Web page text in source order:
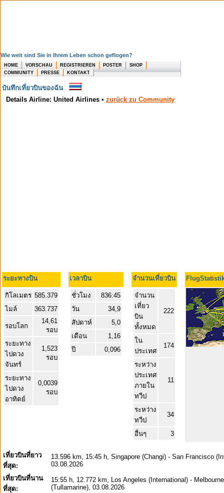
Wie weit sind Sie in Ihrem Leben schon geflogen?
HOME VORSCHAU REGISTRIEREN POSTER
SHOP
COMMUNITY
PRESSE KONTAKT
บันทึกเที่ยวบินของฉัน
Details Airline: United Airlines • zurück zu Community
ระยะทางบิน เวลาบิน จำนวนเที่ยวบิน
กิโลเมตร 585.379
ไมล์
363.737
รอบโลก
14,61
รอบ
ระยะทาง
ไปดวง
จันทร์
1,523
รอบ
ระยะทาง
ไปดวง
อาทิตย์
0,0039
รอบ
ชั่วโมง
836:45
วัน
34,9
สัปดาห์
5,0
เดือน
1,16
ปี
0,096
จำนวน
เที่ยว
บิน
ทั้งหมด
222
ใน
ประเทศ
174
ระหว่าง
ประเทศ
ภายใน
ทวีป
11
ระหว่าง
ทวีป
34
อื่นๆ 3
เที่ยวบินที่ยาว
ที่สุด:
13.596 km, 15:45 h, Singapore (Changi) - San Francisco
03.08.2026
เที่ยวบินที่นาน
ที่สุด:
15:55 h, 12.772 km, Los Angeles (International) - Melbourne
(Tullamarine), 03.08.2026